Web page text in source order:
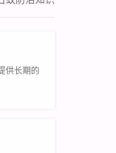
供长期的